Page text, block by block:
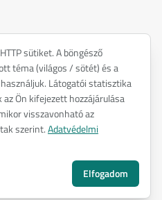
Minden jog fenntartva.
sütiket. A böngésző
téma (világos / sötét) és a
Látogatói statisztika
az Ön kifejezett hozzájárulása
visszavonható az
szerint.Adatvédelmi
Elfogadom